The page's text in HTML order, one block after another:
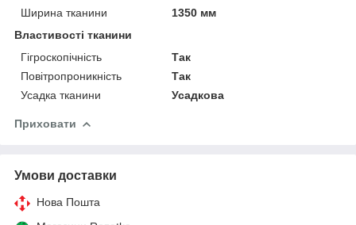
Ширина тканини
1350 мм
Властивості тканини
Гігроскопічність
Так
Повітропроникність
Так
Усадка тканини
Усадкова
Приховати
Умови доставки
Нова Пошта